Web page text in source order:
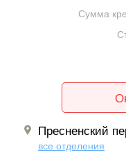
Сумма
Пресненский
все отделения